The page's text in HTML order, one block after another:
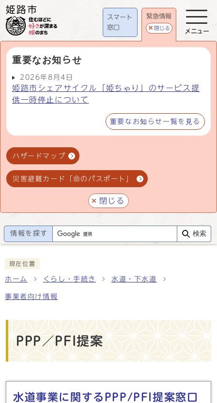
スマート
窓口
緊急情報
閉じる
重要なお知らせ
2026年8月4日
姫路市シェアサイクル「姫ちゃり」のサービス提
供一時停止について
重要なお知らせ一覧を見る
ハザードマップ
災害避難カード「命のパスポート」
閉じる
メニュー
情報を探す 検索
現在位置
ホーム くらし・手続き 水道・下水道
事業者向け情報
PPP／PFI提案
メインメニュー
水道事業に関するPPP/PFI提案窓口